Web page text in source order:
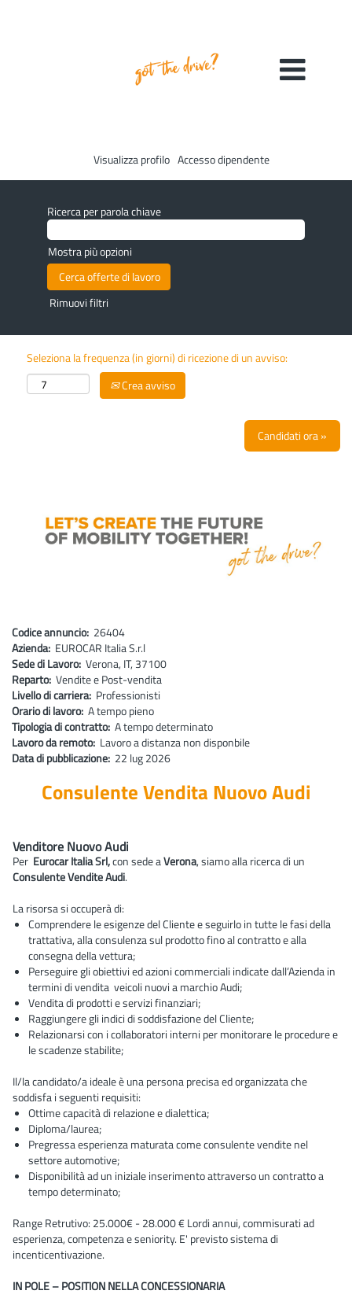
Visualizza profilo Accesso dipendente
Ricerca per parola chiave
Mostra più opzioni
Rimuovi filtri
Seleziona la frequenza (in giorni) di ricezione di un avviso:
Crea avviso
Candidati ora »
Codice annuncio: 26404
Azienda: EUROCAR Italia S.r.l
Sede di Lavoro: Verona, IT, 37100
Reparto: Vendite e Post-vendita
Livello di carriera: Professionisti
Orario di lavoro: A tempo pieno
Tipologia di contratto: A tempo determinato
Lavoro da remoto: Lavoro a distanza non disponbile
Data di pubblicazione: 22 lug 2026
Consulente Vendita Nuovo Audi
Venditore Nuovo Audi
Per Eurocar Italia Srl,con sede aVerona, siamo alla ricerca di un
Consulente Vendite Audi.
La risorsa si occuperà di:
Comprendere le esigenze del Cliente e seguirlo in tutte le fasi della
trattativa, alla consulenza sul prodotto fino al contratto e alla
consegna della vettura;
Perseguire gli obiettivi ed azioni commerciali indicate dall’Azienda in
termini di vendita veicoli nuovi a marchio Audi;
Vendita di prodotti e servizi finanziari;
Raggiungere gli indici di soddisfazione del Cliente;
Relazionarsi con i collaboratori interni per monitorare le procedure e
le scadenze stabilite;
Il/la candidato/a ideale è una persona precisa ed organizzata che
soddisfa i seguenti requisiti:
Ottime capacità di relazione e dialettica;
Diploma/laurea;
Pregressa esperienza maturata come consulente vendite nel
settore automotive;
Disponibilità ad un iniziale inserimento attraverso un contratto a
tempo determinato;
Range Retrutivo: 25.000€ - 28.000 € Lordi annui, commisurati ad
esperienza, competenza e seniority. E' previsto sistema di
incenticentivazione.
IN POLE – POSITION NELLA CONCESSIONARIA